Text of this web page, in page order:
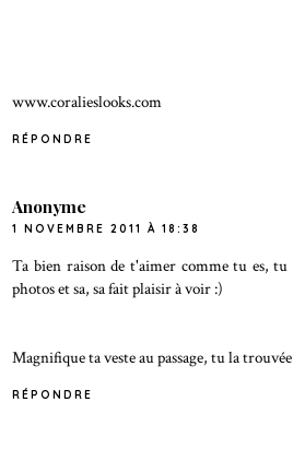
www.coralieslooks.com
RÉPONDRE
Anonyme
1 NOVEMBRE 2011 À 18:38
Ta bien raison de t'aimer comme tu es,
photos et sa, sa fait plaisir à voir :)
Magnifique ta veste au passage, tu la
RÉPONDRE